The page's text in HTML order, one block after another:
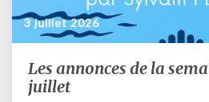
3 juillet 2026
Les
annonces
Les annonces de la
juillet